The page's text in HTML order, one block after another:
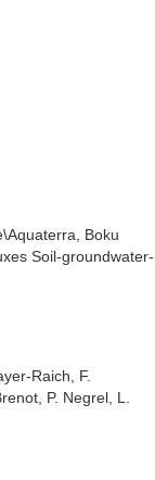
Boku
Soil-groundwater-
Raich, F.
P. Negrel, L.